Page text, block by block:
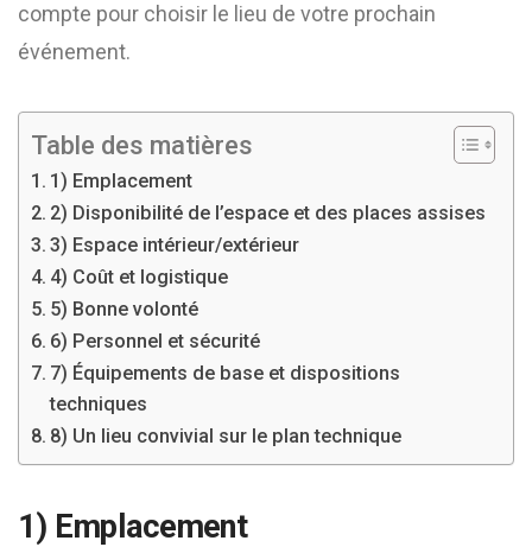
compte pour choisir le lieu de votre prochain
événement.
Table des matières
1) Emplacement
2) Disponibilité de l’espace et des places assises
3) Espace intérieur/extérieur
4) Coût et logistique
5) Bonne volonté
6) Personnel et sécurité
7) Équipements de base et dispositions
techniques
8) Un lieu convivial sur le plan technique
1) Emplacement